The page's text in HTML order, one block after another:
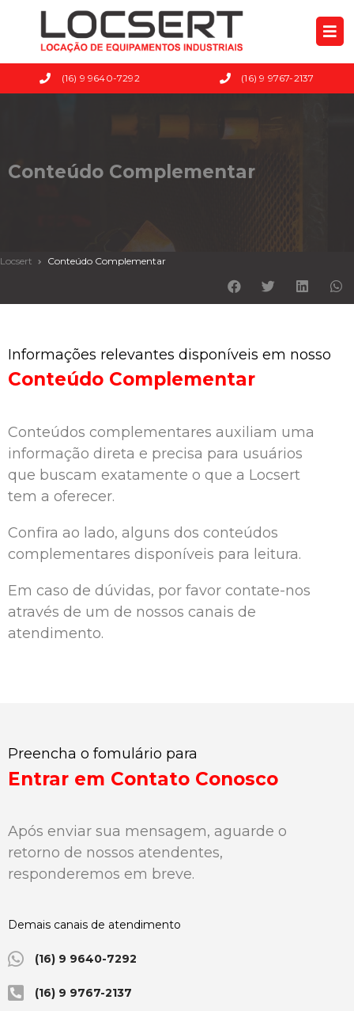
(16) 9 9640-7292 (16) 9 9767-2137
Conteúdo Complementar
Locsert Conteúdo Complementar
Informações relevantes disponíveis em nosso
Conteúdo Complementar
Conteúdos complementares auxiliam uma
informação direta e precisa para usuários
que buscam exatamente o que a Locsert
tem a oferecer.
Confira ao lado, alguns dos conteúdos
complementares disponíveis para leitura.
Em caso de dúvidas, por favor contate-nos
através de um de nossos canais de
atendimento.
Preencha o fomulário para
Entrar em Contato Conosco
Após enviar sua mensagem, aguarde o
retorno de nossos atendentes,
responderemos em breve.
Demais canais de atendimento
(16) 9 9640-7292
(16) 9 9767-2137